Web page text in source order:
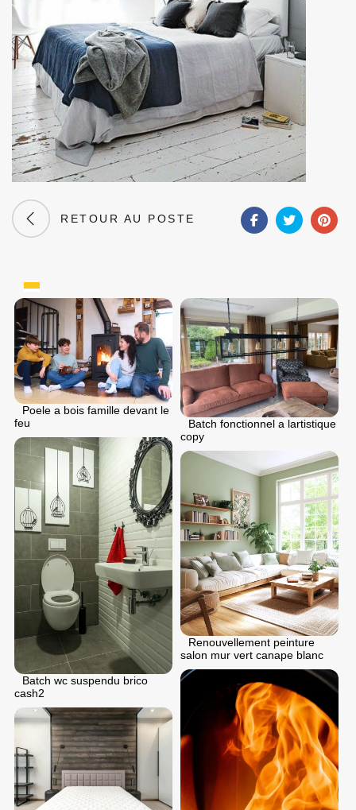
RETOUR AU POSTE
Poele a bois famille devant le
feu
Batch fonctionnel a lartistique
copy
Batch wc suspendu brico
cash2
Renouvellement peinture
salon mur vert canape blanc